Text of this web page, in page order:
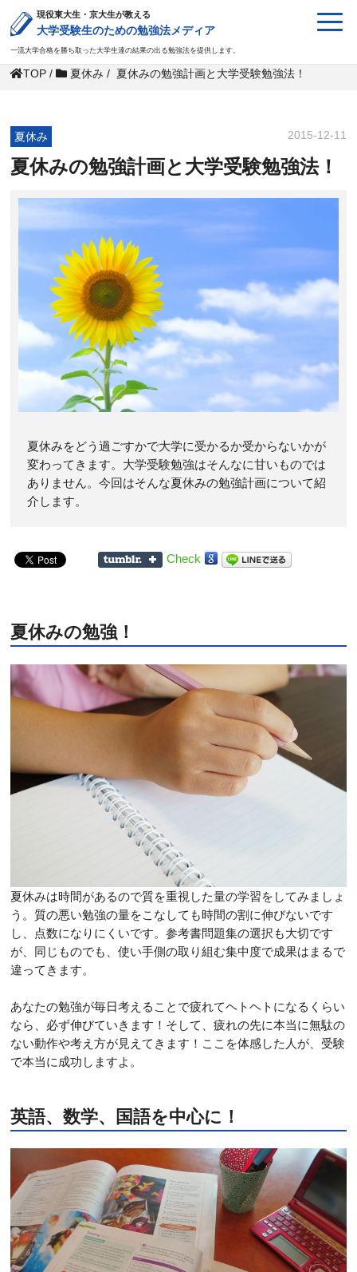
現役東大生・京大生が教える
大学受験生のための勉強法メディア
一流大学合格を勝ち取った大学生達の結果の出る勉強法を提供します。
TOP / 夏休み / 夏休みの勉強計画と大学受験勉強法！
夏休み 2015-12-11
夏休みの勉強計画と大学受験勉強法！
夏休みをどう過ごすかで大学に受かるか受からないかが
変わってきます。大学受験勉強はそんなに甘いものでは
ありません。今回はそんな夏休みの勉強計画について紹
介します。
Check
夏休みの勉強！
夏休みは時間があるので質を重視した量の学習をしてみましょ
う。質の悪い勉強の量をこなしても時間の割に伸びないです
し、点数になりにくいです。参考書問題集の選択も大切です
が、同じものでも、使い手側の取り組む集中度で成果はまるで
違ってきます。
あなたの勉強が毎日考えることで疲れてヘトヘトになるくらい
なら、必ず伸びていきます！そして、疲れの先に本当に無駄の
ない動作や考え方が見えてきます！ここを体感した人が、受験
で本当に成功しますよ。
英語、数学、国語を中心に！